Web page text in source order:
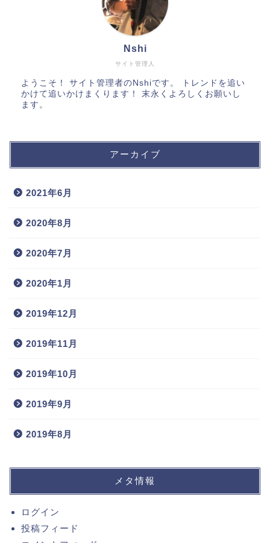
サイト管理人
Nshi
ようこそ！ サイト管理者のNshiです。 トレンドを追い
かけて追いかけまくります！ 末永くよろしくお願いし
ます。
アーカイブ
2021年6月
2020年8月
2020年7月
2020年1月
2019年12月
2019年11月
2019年10月
2019年9月
2019年8月
メタ情報
ログイン
投稿フィード